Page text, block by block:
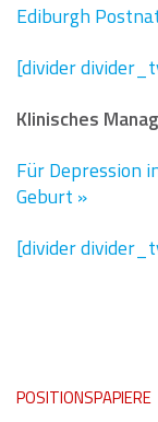
Ediburgh
[divider
Klinisches
Für Depression
Geburt »
[divider
POSITIONSPAPIERE